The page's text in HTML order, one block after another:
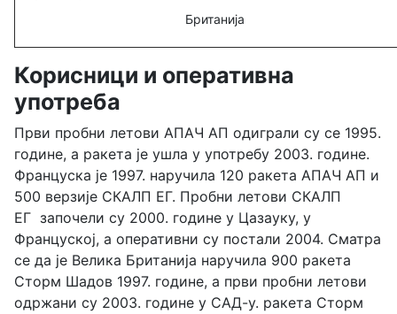
Британија
Корисници и оперативна
употреба
Први пробни летови АПАЧ АП одиграли су се 1995.
године, а ракета је ушла у употребу 2003. године.
Француска је 1997. наручила 120 ракета АПАЧ АП и
500 верзије СКАЛП ЕГ. Пробни летови СКАЛП
ЕГ започели су 2000. године у Цазауку, у
Француској, а оперативни су постали 2004. Сматра
се да је Велика Британија наручила 900 ракета
Сторм Шадов 1997. године, а први пробни летови
одржани су 2003. године у САД-у. ракета Сторм